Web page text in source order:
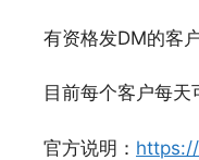
有资格发DM的客
目前每个客户每天
官方说明：